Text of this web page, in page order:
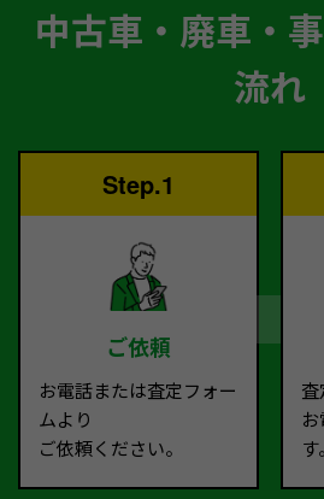
中古車・廃車・
流れ
Step.1
ご依頼
お電話または査定フォー
ムより
ご依頼ください。
す。